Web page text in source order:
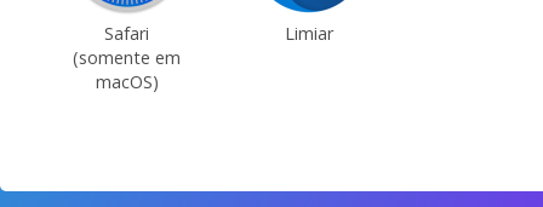
Safari
(somente em
macOS)
Limiar